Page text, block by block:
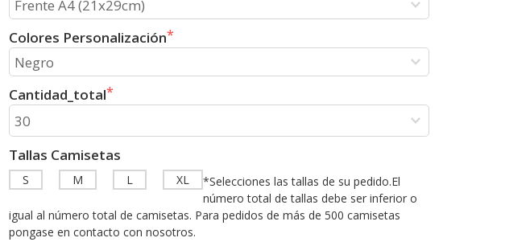
Colores Personalización
Cantidad_total
Tallas Camisetas
S M L XL
*Selecciones las tallas de su pedido.El
número total de tallas debe ser inferior o
igual al número total de camisetas. Para pedidos de más de 500 camisetas
pongase en contacto con nosotros.